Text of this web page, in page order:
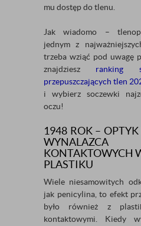
mu dostęp do tlenu.
Jak wiadomo –
jednym z
trzeba wziąć pod uwagę
znajdziesz ranking
przepuszczających tlen
i wybierz soczewki
oczu!
1948 ROK –
WYNALAZCA
KONTAKTOWYCH
PLASTIKU
Wiele niesamowitych
jak penicylina, to efekt
było również z
kontaktowymi. Kiedy